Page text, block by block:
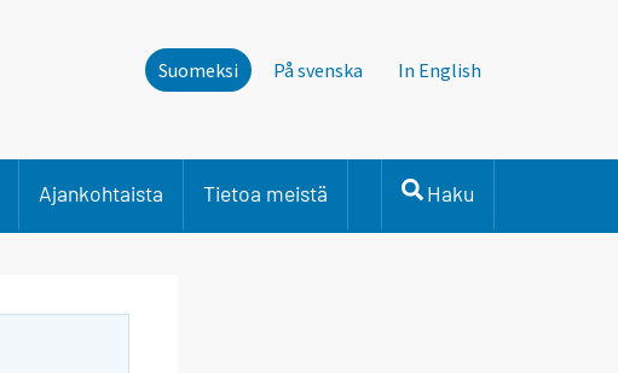
Suomeksi På svenska In English
Ajankohtaista Tietoa meistä Haku